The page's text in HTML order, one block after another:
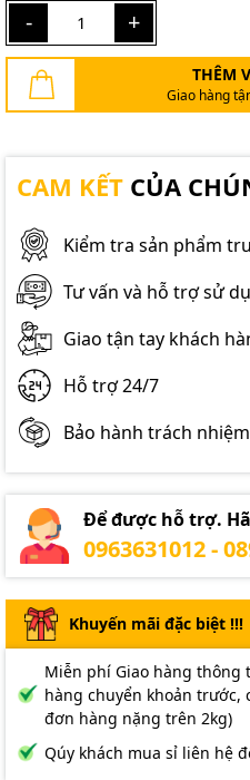
- +
THÊM
Giao hàng
CAM KẾT CỦA
Kiểm tra sản phẩm
Tư vấn và hỗ trợ sử
Giao tận tay khách
Hỗ trợ 24/7
Bảo hành trách nhiệm
Để được hỗ trợ.
0963631012 -
Khuyến mãi đặc biệt !!!
Miễn phí Giao hàng thông
hàng chuyển khoản trước,
đơn hàng nặng trên 2kg)
Qúy khách mua sỉ liên hệ